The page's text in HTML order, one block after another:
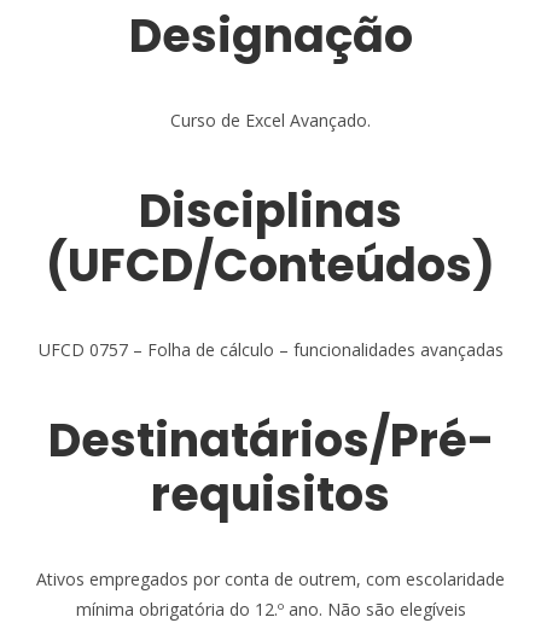
Designação
Curso de Excel Avançado.
Disciplinas
(UFCD/Conteúdos)
UFCD 0757 – Folha de cálculo – funcionalidades avançadas
Destinatários/Pré-
requisitos
Ativos empregados por conta de outrem, com escolaridade
mínima obrigatória do 12.º ano. Não são elegíveis